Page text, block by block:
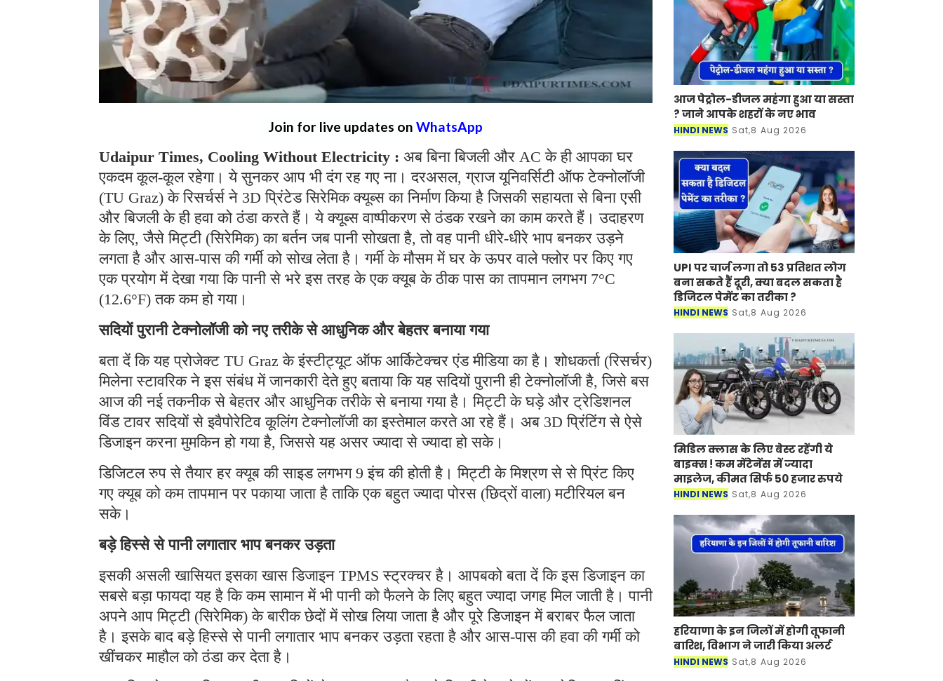
Join for live updates on WhatsApp
Udaipur Times, Cooling Without Electricity : अब बिना बिजली और AC के ही आपका घर
एकदम कूल-कूल रहेगा। ये सुनकर आप भी दंग रह गए ना। दरअसल, ग्राज यूनिवर्सिटी ऑफ टेक्नोलॉजी
(TU Graz) के रिसर्चर्स ने 3D प्रिंटेड सिरेमिक क्यूब्स का निर्माण किया है जिसकी सहायता से बिना एसी
और बिजली के ही हवा को ठंडा करते हैं। ये क्यूब्स वाष्पीकरण से ठंडक रखने का काम करते हैं। उदाहरण
के लिए, जैसे मिट्टी (सिरेमिक) का बर्तन जब पानी सोखता है, तो वह पानी धीरे-धीरे भाप बनकर उड़ने
लगता है और आस-पास की गर्मी को सोख लेता है। गर्मी के मौसम में घर के ऊपर वाले फ्लोर पर किए गए
एक प्रयोग में देखा गया कि पानी से भरे इस तरह के एक क्यूब के ठीक पास का तापमान लगभग 7°C
(12.6°F) तक कम हो गया।
सदियों पुरानी टेक्नोलॉजी को नए तरीके से आधुनिक और बेहतर बनाया गया
बता दें कि यह प्रोजेक्ट TU Graz के इंस्टीट्यूट ऑफ आर्किटेक्चर एंड मीडिया का है। शोधकर्ता (रिसर्चर)
मिलेना स्टावरिक ने इस संबंध में जानकारी देते हुए बताया कि यह सदियों पुरानी ही टेक्नोलॉजी है, जिसे बस
आज की नई तकनीक से बेहतर और आधुनिक तरीके से बनाया गया है। मिट्टी के घड़े और ट्रेडिशनल
विंड टावर सदियों से इवैपोरेटिव कूलिंग टेक्नोलॉजी का इस्तेमाल करते आ रहे हैं। अब 3D प्रिंटिंग से ऐसे
डिजाइन करना मुमकिन हो गया है, जिससे यह असर ज्यादा से ज्यादा हो सके।
डिजिटल रुप से तैयार हर क्यूब की साइड लगभग 9 इंच की होती है। मिट्टी के मिश्रण से से प्रिंट किए
गए क्यूब को कम तापमान पर पकाया जाता है ताकि एक बहुत ज्यादा पोरस (छिद्रों वाला) मटीरियल बन
सके।
बड़े हिस्से से पानी लगातार भाप बनकर उड़ता
इसकी असली खासियत इसका खास डिजाइन TPMS स्ट्रक्चर है। आपबको बता दें कि इस डिजाइन का
सबसे बड़ा फायदा यह है कि कम सामान में भी पानी को फैलने के लिए बहुत ज्यादा जगह मिल जाती है। पानी
अपने आप मिट्टी (सिरेमिक) के बारीक छेदों में सोख लिया जाता है और पूरे डिजाइन में बराबर फैल जाता
है। इसके बाद बड़े हिस्से से पानी लगातार भाप बनकर उड़ता रहता है और आस-पास की हवा की गर्मी को
खींचकर माहौल को ठंडा कर देता है।
आज पेट्रोल-डीजल महंगा हुआ या सस्ता
? जाने आपके शहरों के नए भाव
HINDI NEWS Sat,8 Aug 2026
UPI पर चार्ज लगा तो 53 प्रतिशत लोग
बना सकते हैं दूरी, क्या बदल सकता है
डिजिटल पेमेंट का तरीका ?
HINDI NEWS Sat,8 Aug 2026
मिडिल क्लास के लिए बेस्ट रहेंगी ये
बाइक्स ! कम मेंटेनेंस में ज्यादा
माइलेज, कीमत सिर्फ 50 हजार रुपये
HINDI NEWS Sat,8 Aug 2026
हरियाणा के इन जिलों में होगी तूफानी
बारिश, विभाग ने जारी किया अलर्ट
HINDI NEWS Sat,8 Aug 2026